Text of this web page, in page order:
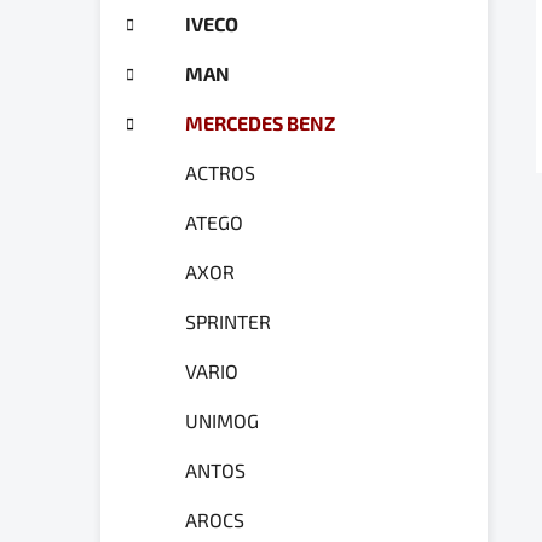
IVECO
MAN
MERCEDES BENZ
ACTROS
ATEGO
AXOR
SPRINTER
VARIO
UNIMOG
ANTOS
AROCS